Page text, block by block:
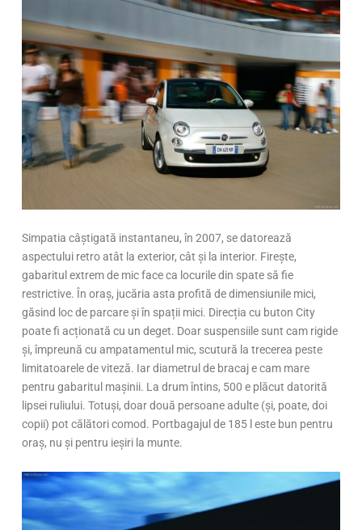
Simpatia câștigată instantaneu, în 2007, se datorează
aspectului retro atât la exterior, cât și la interior. Firește,
gabaritul extrem de mic face ca locurile din spate să fie
restrictive. În oraș, jucăria asta profită de dimensiunile mici,
găsind loc de parcare și în spații mici. Direcția cu buton City
poate fi acționată cu un deget. Doar suspensiile sunt cam rigide
și, împreună cu ampatamentul mic, scutură la trecerea peste
limitatoarele de viteză. Iar diametrul de bracaj e cam mare
pentru gabaritul mașinii. La drum întins, 500 e plăcut datorită
lipsei ruliului. Totuși, doar două persoane adulte (și, poate, doi
copii) pot călători comod. Portbagajul de 185 l este bun pentru
oraș, nu și pentru ieșiri la munte.